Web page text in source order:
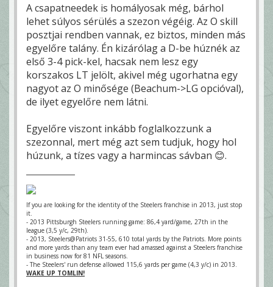
A csapatneedek is homályosak még, bárhol
lehet súlyos sérülés a szezon végéig. Az O skill
posztjai rendben vannak, ez biztos, minden más
egyelőre talány. Én kizárólag a D-be húznék az
első 3-4 pick-kel, hacsak nem lesz egy
korszakos LT jelölt, akivel még ugorhatna egy
nagyot az O minősége (Beachum->LG opcióval),
de ilyet egyelőre nem látni.
Egyelőre viszont inkább foglalkozzunk a
szezonnal, mert még azt sem tudjuk, hogy hol
húzunk, a tízes vagy a harmincas sávban 😊.
If you are looking for the identity of the Steelers franchise in 2013, just stop
it.
- 2013 Pittsburgh Steelers running game: 86,4 yard/game, 27th in the
league (3,5 y/c, 29th).
- 2013, Steelers@Patriots 31-55, 610 total yards by the Patriots. More points
and more yards than any team ever had amassed against a Steelers franchise
in business now for 81 NFL seasons.
- The Steelers' run defense allowed 115,6 yards per game (4,3 y/c) in 2013.
WAKE UP TOMLIN!